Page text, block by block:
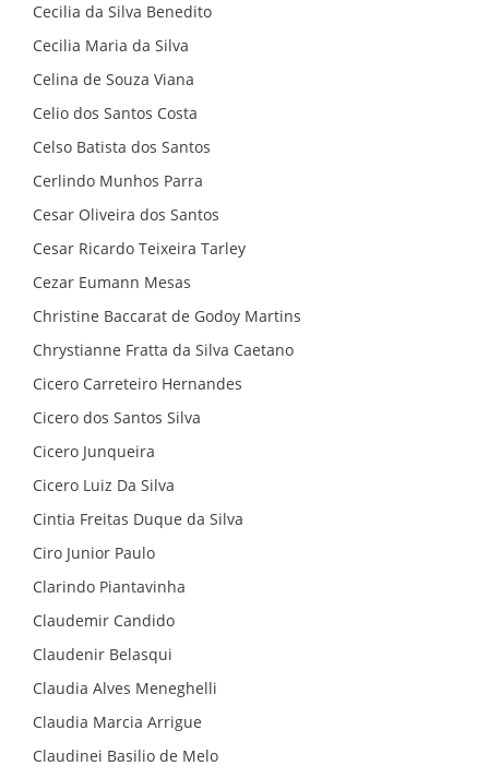
Cecilia da Silva Benedito
Cecilia Maria da Silva
Celina de Souza Viana
Celio dos Santos Costa
Celso Batista dos Santos
Cerlindo Munhos Parra
Cesar Oliveira dos Santos
Cesar Ricardo Teixeira Tarley
Cezar Eumann Mesas
Christine Baccarat de Godoy Martins
Chrystianne Fratta da Silva Caetano
Cicero Carreteiro Hernandes
Cicero dos Santos Silva
Cicero Junqueira
Cicero Luiz Da Silva
Cintia Freitas Duque da Silva
Ciro Junior Paulo
Clarindo Piantavinha
Claudemir Candido
Claudenir Belasqui
Claudia Alves Meneghelli
Claudia Marcia Arrigue
Claudinei Basilio de Melo